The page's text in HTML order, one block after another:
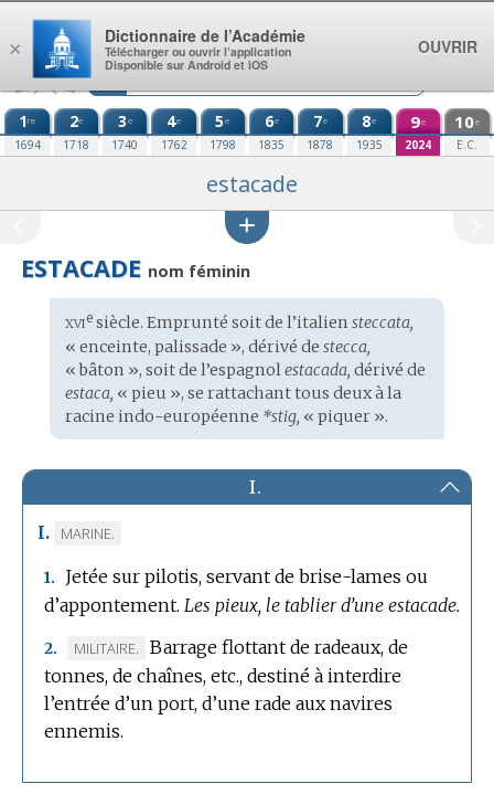
Aller au contenu
1re
1694
2e
1718
3e
1740
4e
1762
5e
1798
6e
1835
7e
1878
8e
1935
9e
2024
10e
E.C.
estacade
ESTACADE nom féminin
Étymologie
:
xviesiècle. Emprunté soit de l’italien steccata,
« enceinte, palissade », dérivé de stecca,
« bâton », soit de l’espagnolestacada, dérivé de
estaca, « pieu », se rattachant tous deux à la
racine indo-européenne *stig, « piquer ».
I.
I.
MARQUE
DOMAINE
:
MARINE.
1.
Jetée sur pilotis, servant de brise-lames ou
d’appontement. Les pieux, le tablier d’une estacade.
2.
MARQUE
DE
DOMAINE
:
MILITAIRE.
Barrage flottant de radeaux, de
tonnes, de chaînes, etc., destiné à interdire
l’entrée d’un port, d’une rade aux navires
ennemis.
×
Dictionnaire de l’Académie
Télécharger ou ouvrir l’application
Disponible sur Android et iOS
OUVRIR